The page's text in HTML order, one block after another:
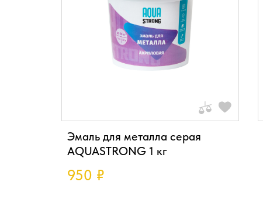
Эмаль для металла серая
AQUASTRONG 1 кг
950 ₽